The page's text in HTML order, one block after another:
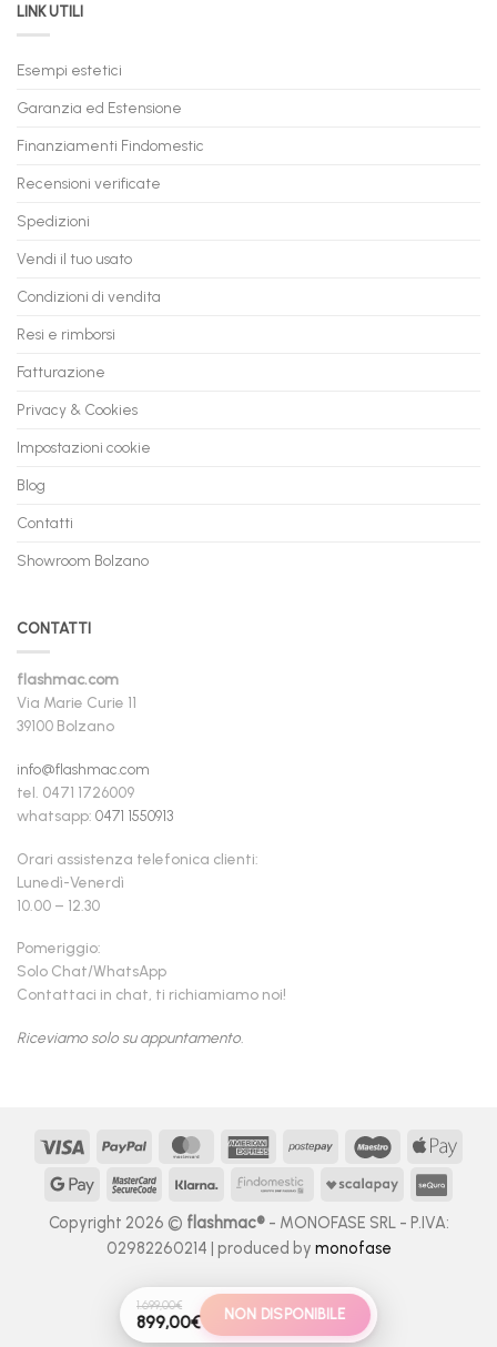
anche
a
in
con
LINK UTILI
Esempi estetici
Garanzia ed Estensione
Finanziamenti Findomestic
Recensioni verificate
Spedizioni
Vendi il tuo usato
Condizioni di vendita
Resi e rimborsi
Fatturazione
Privacy & Cookies
Impostazioni cookie
Blog
Contatti
Showroom Bolzano
CONTATTI
flashmac.com
Via Marie Curie 11
39100 Bolzano
info@flashmac.com
tel. 0471 1726009
whatsapp: 0471 1550913
Orari assistenza telefonica clienti:
Lunedì-Venerdì
10.00 – 12.30
Pomeriggio:
Solo Chat/WhatsApp
Contattaci in chat, ti richiamiamo noi!
Riceviamo solo su appuntamento.
Visa PayPal MasterCardAmericanPostepay Maestro
Google MasterCardKlarna FindomesticScalapay
Copyright 2026 © flashmac® - MONOFASE SRL - P.IVA:
02982260214 | produced by monofase
1.699,00€
Il prezzo originale era: 1.699,00€.
899,00€
Il prezzo attuale è: 899,00€.
NON DISPONIBILE